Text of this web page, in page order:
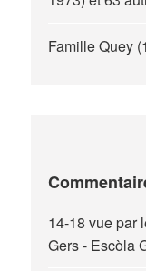
Famille Quey
14-18 vue par
Gers - Escòla